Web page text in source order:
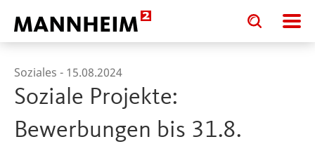
Toggle
search
input
Toggle
search
input
Soziales - 15.08.2024
Soziale Projekte:
Bewerbungen bis 31.8.